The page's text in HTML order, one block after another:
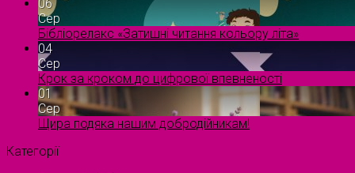
06
Сер
Бібліорелакс «Затишні читання кольору літа»
04
Сер
Крок за кроком до цифрової впевненості
01
Сер
Щира подяка нашим добродійникам!
Категорії